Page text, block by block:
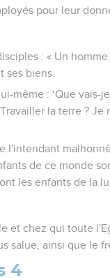
pour leur
: « Un
ses biens.
même : ‘Que
la terre ?
l'intendant
de ce monde
les enfants de la
et chez qui toute
salue, ainsi que le
4